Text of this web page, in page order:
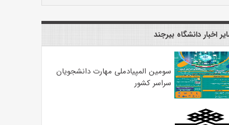
اخبار دانشگاه بیرجند
سومین المپیادملی مهارت دانشجویان
سراسر کشور